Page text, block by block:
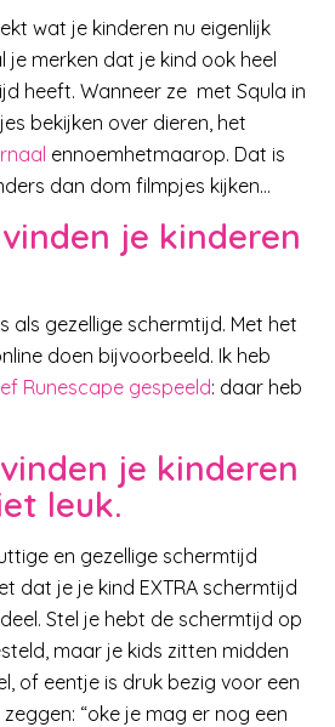
wat je kinderen nu eigenlijk
je merken dat je kind ook heel
heeft. Wanneer ze met Squla in
bekijken over dieren, het
ennoemhetmaarop. Dat is
dan dom filmpjes kijken…
je kinderen
als gezellige schermtijd. Met het
doen bijvoorbeeld. Ik heb
Runescape gespeeld: daar heb
je kinderen
leuk.
en gezellige schermtijd
dat je je kind EXTRA schermtijd
Stel je hebt de schermtijd op
maar je kids zitten midden
of eentje is druk bezig voor een
“oke je mag er nog een